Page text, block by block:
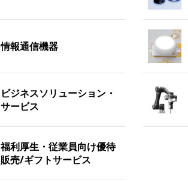
情報通信機器
ビジネスソリューション・
サービス
福利厚生・従業員向け優待
販売/ギフトサービス